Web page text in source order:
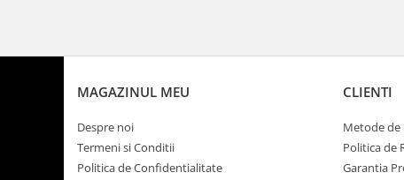
MAGAZINUL MEU
Despre noi
Termeni si Conditii
Politica de Confidentialitate
CLIENTI
Metode de
Politica de
Garantia